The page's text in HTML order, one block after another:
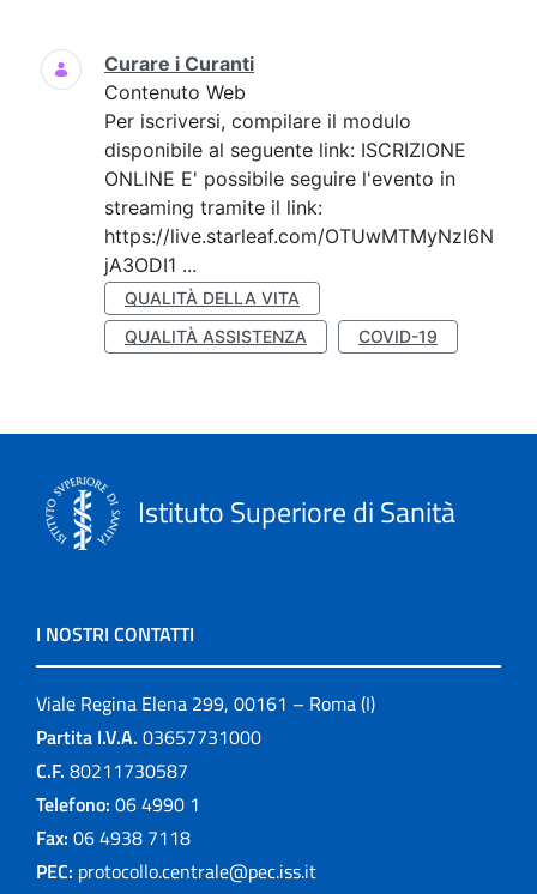
Ricerca
Curare i Curanti
Contenuto Web
Per iscriversi, compilare il modulo
disponibile al seguente link: ISCRIZIONE
ONLINE E' possibile seguire l'evento in
streaming tramite il link:
https://live.starleaf.com/OTUwMTMyNzI6N
jA3ODI1 ...
QUALITÀ DELLA VITA
QUALITÀ ASSISTENZA
COVID-19
Istituto Superiore di Sanità
I NOSTRI CONTATTI
Viale Regina Elena 299, 00161 – Roma (I)
Partita I.V.A. 03657731000
C.F. 80211730587
Telefono: 06 4990 1
Fax: 06 4938 7118
PEC: protocollo.centrale@pec.iss.it